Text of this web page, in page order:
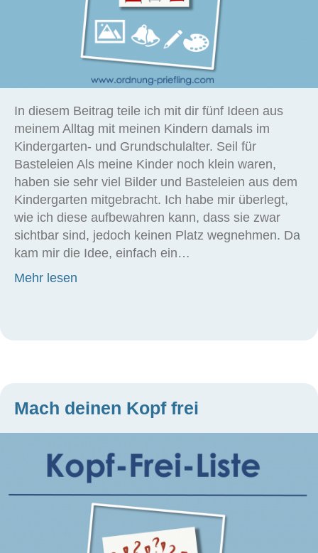
In diesem Beitrag teile ich mit dir fünf Ideen aus
meinem Alltag mit meinen Kindern damals im
Kindergarten- und Grundschulalter. Seil für
Basteleien Als meine Kinder noch klein waren,
haben sie sehr viel Bilder und Basteleien aus dem
Kindergarten mitgebracht. Ich habe mir überlegt,
wie ich diese aufbewahren kann, dass sie zwar
sichtbar sind, jedoch keinen Platz wegnehmen. Da
kam mir die Idee, einfach ein…
Mehr lesen
Mach deinen Kopf frei